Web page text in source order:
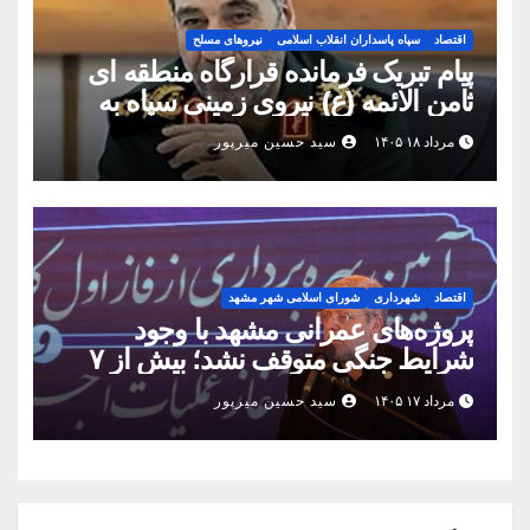
اقتصاد سپاه پاسداران انقلاب اسلامی نیروهای مسلح
پیام تبریک فرمانده قرارگاه منطقه ای
ثامن الائمه (ع) نیروی زمینی سپاه به
مناسبت روز خبرنگار
مرداد ۱۸ ۱۴۰۵ سید حسین میرپور
اقتصاد شهرداری شورای اسلامی شهر مشهد
پروژه‌های عمرانی مشهد با وجود
شرایط جنگی متوقف نشد؛ بیش از ۷
همت پروژه در ۱۶۰ روز به بهره‌برداری
رسید
مرداد ۱۷ ۱۴۰۵ سید حسین میرپور